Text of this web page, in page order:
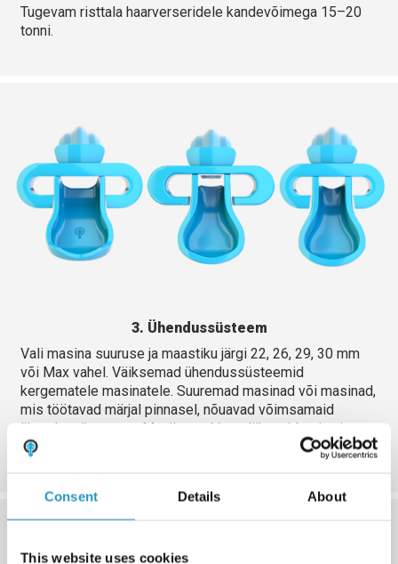
Consent Details About
This website uses cookies
Tugevam risttala haarverseridele kandevõimega 15–20
tonni.
3. Ühendussüsteem
Vali masina suuruse ja maastiku järgi 22, 26, 29, 30 mm
või Max vahel. Väiksemad ühendussüsteemid
kergematele masinatele. Suuremad masinad või masinad,
mis töötavad märjal pinnasel, nõuavad võimsamaid
ühendussüsteeme. Maxil on rohkem liikuvaid osi, mis
vähendab kulumist.